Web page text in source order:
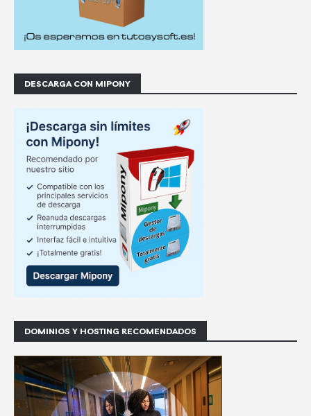
DESCARGA CON MIPONY
DOMINIOS Y HOSTING RECOMENDADOS